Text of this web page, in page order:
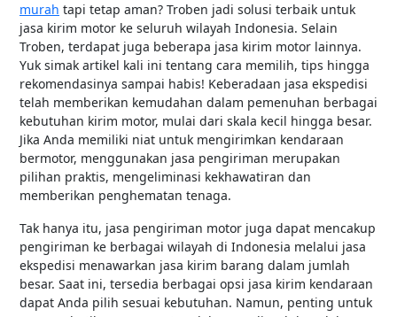
murah tapi tetap aman? Troben jadi solusi terbaik untuk
jasa kirim motor ke seluruh wilayah Indonesia. Selain
Troben, terdapat juga beberapa jasa kirim motor lainnya.
Yuk simak artikel kali ini tentang cara memilih, tips hingga
rekomendasinya sampai habis! Keberadaan jasa ekspedisi
telah memberikan kemudahan dalam pemenuhan berbagai
kebutuhan kirim motor, mulai dari skala kecil hingga besar.
Jika Anda memiliki niat untuk mengirimkan kendaraan
bermotor, menggunakan jasa pengiriman merupakan
pilihan praktis, mengeliminasi kekhawatiran dan
memberikan penghematan tenaga.
Tak hanya itu, jasa pengiriman motor juga dapat mencakup
pengiriman ke berbagai wilayah di Indonesia melalui jasa
ekspedisi menawarkan jasa kirim barang dalam jumlah
besar. Saat ini, tersedia berbagai opsi jasa kirim kendaraan
dapat Anda pilih sesuai kebutuhan. Namun, penting untuk